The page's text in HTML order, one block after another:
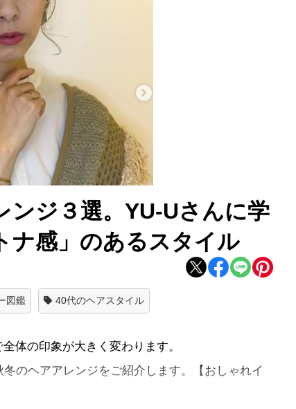
ンジ３選。YU-Uさんに学
ナ感」のあるスタイル
図鑑 40代のヘアスタイル
体の印象が大きく変わります。
のヘアアレンジをご紹介します。【おしゃれイ